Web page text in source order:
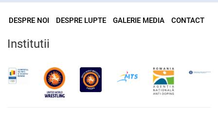
DESPRE NOI DESPRE LUPTE GALERIE MEDIA CONTACT
Institutii